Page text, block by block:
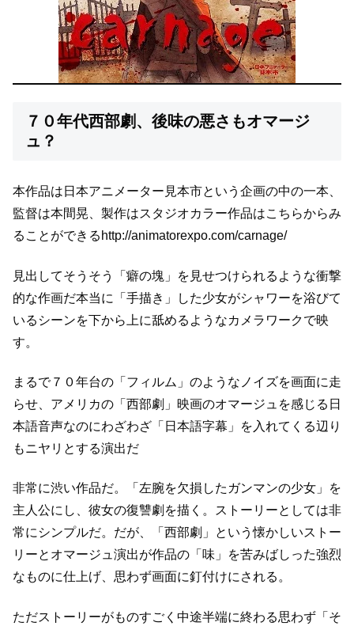
７０年代西部劇、後味の悪さもオマージ
ュ？
本作品は日本アニメーター見本市という企画の中の一本、
監督は本間晃、製作はスタジオカラー作品はこちらからみ
ることができる http://animatorexpo.com/carnage/
見出してそうそう「癖の塊」を見せつけられるような衝撃
的な作画だ本当に「手描き」した少女がシャワーを浴びて
いるシーンを下から上に舐めるようなカメラワークで映
す。
まるで７０年台の「フィルム」のようなノイズを画面に走
らせ、 アメリカの「西部劇」映画のオマージュを感じる 日
本語音声なのにわざわざ「日本語字幕」を入れてくる辺り
もニヤリとする演出だ
非常に渋い作品だ。
「左腕を欠損したガンマンの少女」を
主人公にし、彼女の復讐劇を描く。 ストーリーとしては非
常にシンプルだ。 だが、「西部劇」という懐かしいストー
リーとオマージュ演出が作品の「味」を苦みばしった強烈
なものに仕上げ、 思わず画面に釘付けにされる。
ただストーリーがものすごく中途半端に終わる思わず「そ